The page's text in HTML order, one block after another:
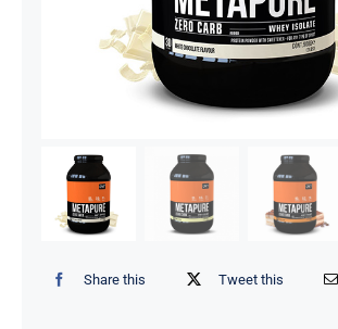
Share this Tweet this